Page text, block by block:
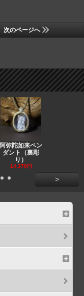
次のページへ
阿弥陀如来ペン
ダント（裏彫
り）
14,370円
>